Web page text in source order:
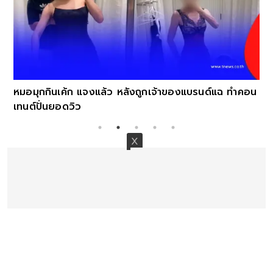
หมอมุกกินเค้ก แจงแล้ว หลังถูกเจ้าของแบรนด์แฉ ทำคอน
เทนต์ปั่นยอดวิว